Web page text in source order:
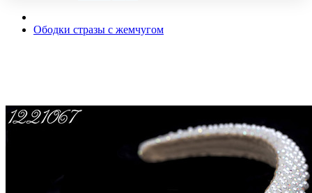
Ободки стразы с жемчугом